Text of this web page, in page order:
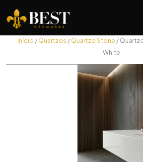
Início / Quartzos / Quartzo Stone /
White